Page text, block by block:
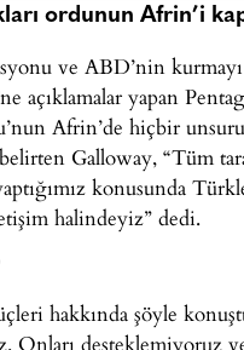
ordunun Afrin’i
ve ABD’nin
açıklamalar yapan
Afrin’de hiçbir
Galloway, “Tüm
konusunda
halindeyiz” dedi.
hakkında şöyle
Onları desteklemiyoruz